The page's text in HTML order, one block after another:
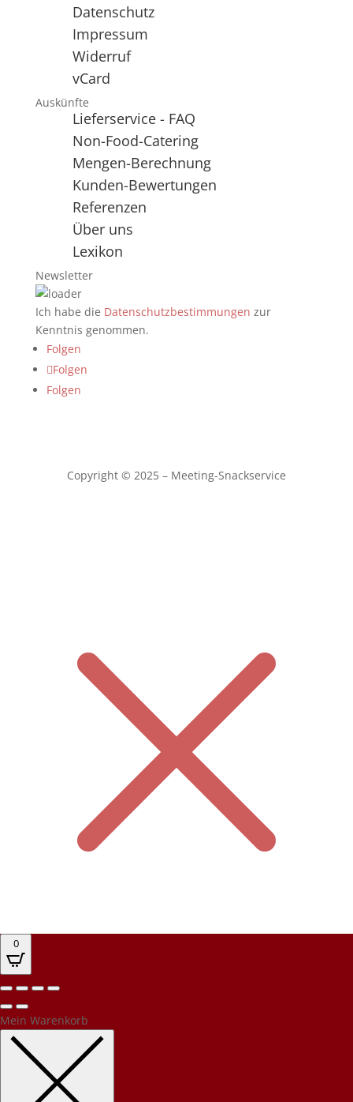
Datenschutz
Impressum
Widerruf
vCard
Auskünfte
Lieferservice - FAQ
Non-Food-Catering
Mengen-Berechnung
Kunden-Bewertungen
Referenzen
Über uns
Lexikon
Newsletter
Ich habe die Datenschutzbestimmungen zur
Kenntnis genommen.
Folgen
Folgen
Folgen
Copyright © 2025 – Meeting-Snackservice
0
Mein Warenkorb
Kundenbewertungen und Erfahrungen zu
PEC Party-Event-Catering